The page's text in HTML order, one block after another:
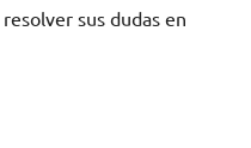
sus dudas en